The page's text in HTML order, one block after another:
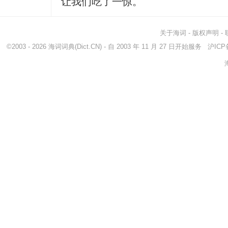
关于海词 - 版权声明 -
©2003 - 2026 海词词典(Dict.CN) - 自 2003 年 11 月 27 日开始服务 沪ICP